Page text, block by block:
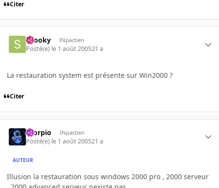
Citer
snooky INpactien
Posté(e) le 1 août 200521 a
La restauration system est présente sur Win2000 ?
Citer
Scorpio INpactien
Posté(e) le 1 août 200521 a
AUTEUR
Illusion la restauration sous windows 2000 pro , 2000 serveur